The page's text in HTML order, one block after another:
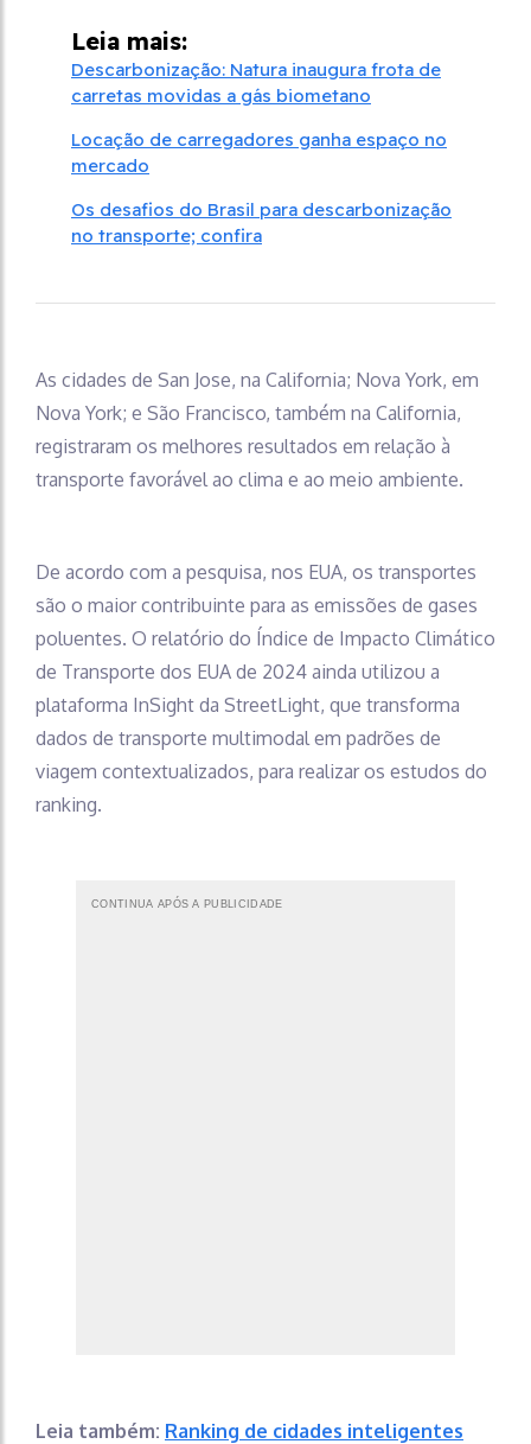
Leia mais:
Descarbonização: Natura inaugura frota de
carretas movidas a gás biometano
Locação de carregadores ganha espaço no
mercado
Os desafios do Brasil para descarbonização
no transporte; confira
As cidades de San Jose, na California; Nova York, em
Nova York; e São Francisco, também na California,
registraram os melhores resultados em relação à
transporte favorável ao clima e ao meio ambiente.
De acordo com a pesquisa, nos EUA, os transportes
são o maior contribuinte para as emissões de gases
poluentes. O relatório do Índice de Impacto Climático
de Transporte dos EUA de 2024 ainda utilizou a
plataforma InSight da StreetLight, que transforma
dados de transporte multimodal em padrões de
viagem contextualizados, para realizar os estudos do
ranking.
CONTINUA APÓS A PUBLICIDADE
Leia também: Ranking de cidades inteligentes